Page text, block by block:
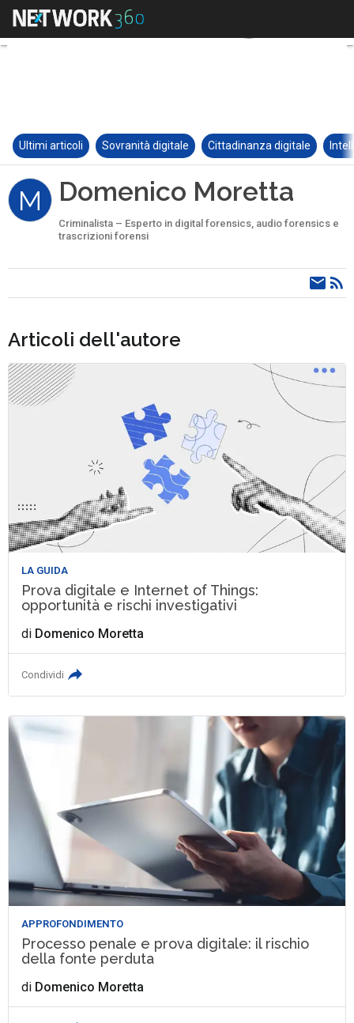
Ultimi articoli Sovranità digitale Cittadinanza digitale
M Domenico Moretta
Criminalista – Esperto in digital forensics, audio forensics e
trascrizioni forensi
Articoli dell'autore
LA GUIDA
Prova digitale e Internet of Things:
opportunità e rischi investigativi
di Domenico Moretta
Condividi
APPROFONDIMENTO
Processo penale e prova digitale: il rischio
della fonte perduta
di Domenico Moretta